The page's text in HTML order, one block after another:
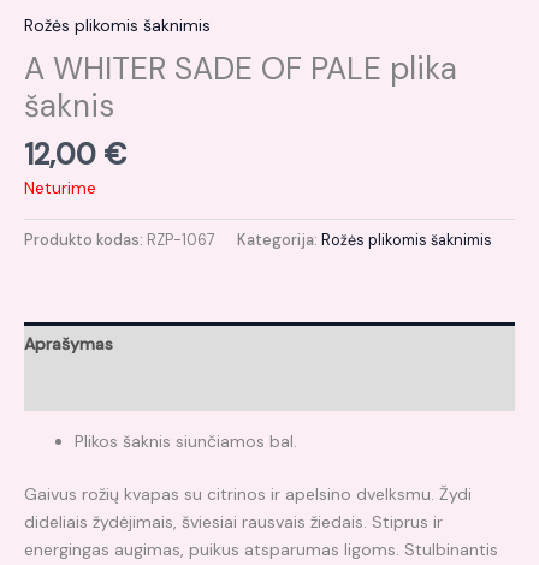
Rožės plikomis šaknimis
A WHITER SADE OF PALE plika
šaknis
12,00 €
Neturime
Produkto kodas: RZP-1067 Kategorija: Rožės plikomis šaknimis
Aprašymas
Plikos šaknis siunčiamos bal.
Gaivus rožių kvapas su citrinos ir apelsino dvelksmu. Žydi
dideliais žydėjimais, šviesiai rausvais žiedais. Stiprus ir
energingas augimas, puikus atsparumas ligoms. Stulbinantis